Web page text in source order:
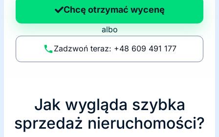
p
li
t
Chcę otrzymać wycenę
albo
Zadzwoń teraz: +48 609 491 177
Jak wygląda szybka
sprzedaż nieruchomości?